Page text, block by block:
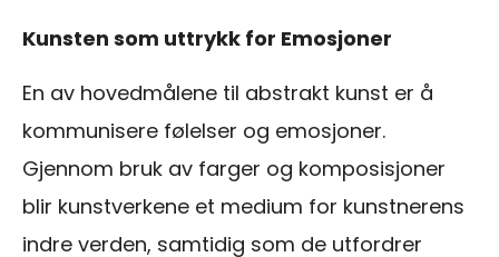
Kunsten som uttrykk for Emosjoner
En av hovedmålene til abstrakt kunst er å
kommunisere følelser og emosjoner.
Gjennom bruk av farger og komposisjoner
blir kunstverkene et medium for kunstnerens
indre verden, samtidig som de utfordrer